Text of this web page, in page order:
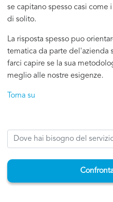
se capitano spesso casi come
di solito.
La risposta spesso puo
tematica da parte del'azienda
farci capire se la sua
meglio alle nostre esigenze.
Torna su